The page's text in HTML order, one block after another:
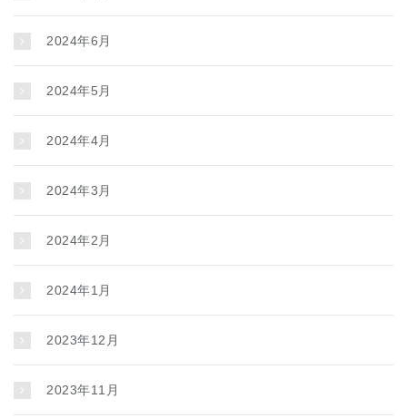
2024年6月
2024年5月
2024年4月
2024年3月
2024年2月
2024年1月
2023年12月
2023年11月